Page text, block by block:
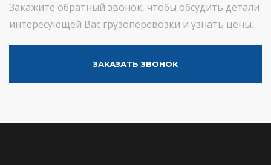
Закажите обратный звонок, чтобы обсудить детали
интересующей Вас грузоперевозки и узнать цены.
ЗАКАЗАТЬ ЗВОНОК